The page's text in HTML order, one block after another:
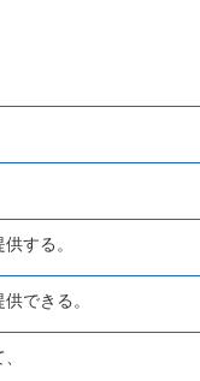
する。
できる。